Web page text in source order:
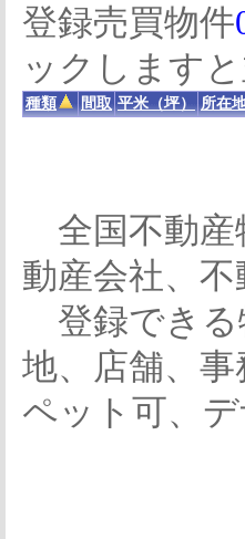
登録売買物件
ックします
種類 間取 平米（坪） 所在
全国不動産
動産会社、
登録できる
地、店舗、
ペット可、